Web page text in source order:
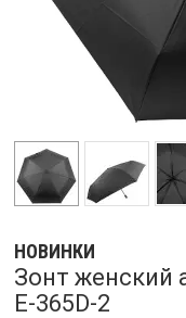
НОВИНКИ
Зонт женский
E-365D-2